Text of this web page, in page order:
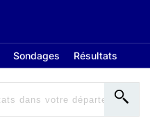
Sondages Résultats